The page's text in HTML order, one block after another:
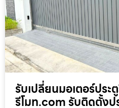
รับเปลี่ยนมอเตอร์ประ
รีโมท.com รับติดตั้งป